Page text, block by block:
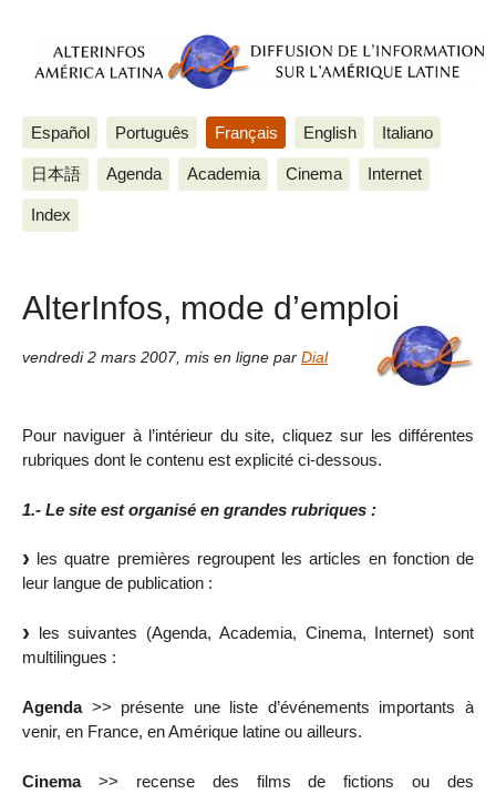
Español Português Français English Italiano
日本語 Agenda Academia Cinema Internet
Index
AlterInfos, mode d’emploi
vendredi 2 mars 2007, mis en ligne par Dial
Pour naviguer à l’intérieur du site, cliquez sur les différentes
rubriques dont le contenu est explicité ci-dessous.
1.- Le site est organisé en grandes rubriques :
les quatre premières regroupent les articles en fonction de
leur langue de publication :
les suivantes (Agenda, Academia, Cinema, Internet) sont
multilingues :
Agenda>> présente une liste d’événements importants à
venir, en France, en Amérique latine ou ailleurs.
Cinema>> recense des films de fictions ou des